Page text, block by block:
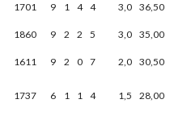
1701 9 1 4 4 3,0 36,50
1860 9 2 2 5 3,0 35,00
1611 9 2 0 7 2,0 30,50
1737 6 1 1 4 1,5 28,00